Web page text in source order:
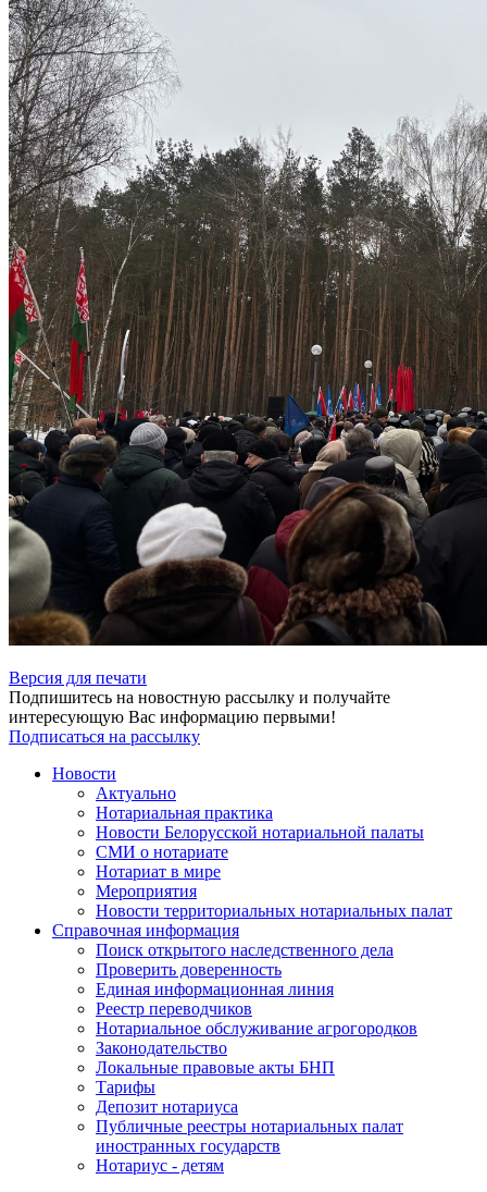
Версия для печати
Подпишитесь на новостную рассылку и получайте
интересующую Вас информацию первыми!
Подписаться на рассылку
Новости
Актуально
Нотариальная практика
Новости Белорусской нотариальной палаты
СМИ о нотариате
Нотариат в мире
Мероприятия
Новости территориальных нотариальных палат
Справочная информация
Поиск открытого наследственного дела
Проверить доверенность
Единая информационная линия
Реестр переводчиков
Нотариальное обслуживание агрогородков
Законодательство
Локальные правовые акты БНП
Тарифы
Депозит нотариуса
Публичные реестры нотариальных палат
иностранных государств
Нотариус - детям